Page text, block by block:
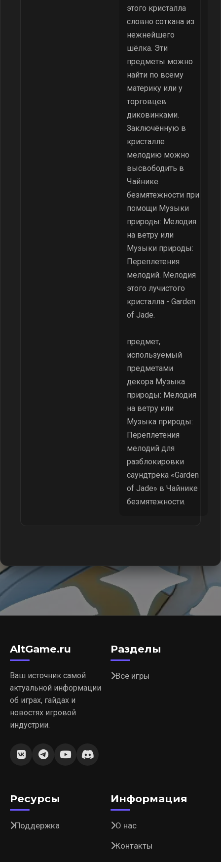
этого кристалла
словно соткана из
нежнейшего
шёлка. Эти
предметы можно
найти по всему
материку или у
торговцев
диковинками.
Заключённую в
кристалле
мелодию можно
высвободить в
Чайнике
безмятежности при
помощи Музыки
природы: Мелодия
на ветру или
Музыки природы:
Переплетения
мелодий. Мелодия
этого лучистого
кристалла - Garden
of Jade.
предмет,
используемый
предметами
декора Музыка
природы: Мелодия
на ветру или
Музыка природы:
Переплетения
мелодий для
разблокировки
саундтрека «Garden
of Jade» в Чайнике
безмятежности.
AltGame.ru
Ваш источник самой
актуальной информации
об играх, гайдах и
новостях игровой
индустрии.
Разделы
Все игры
Ресурсы
Поддержка
Информация
О нас
Контакты